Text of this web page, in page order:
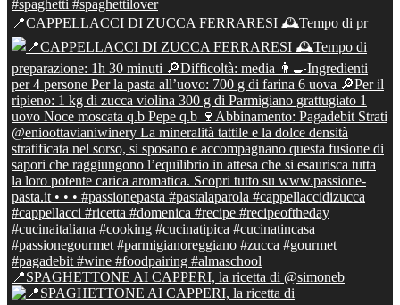
📍CAPPELLACCI DI ZUCCA FERRARESI 🕰Tempo di pr
📍SPAGHETTONE AI CAPPERI, la ricetta di @simoneb